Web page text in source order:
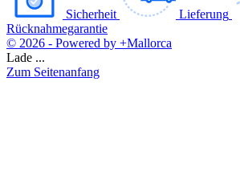
Sicherheit
Lieferung
Rücknahmegarantie
© 2026 - Powered by +Mallorca
Lade ...
Zum Seitenanfang